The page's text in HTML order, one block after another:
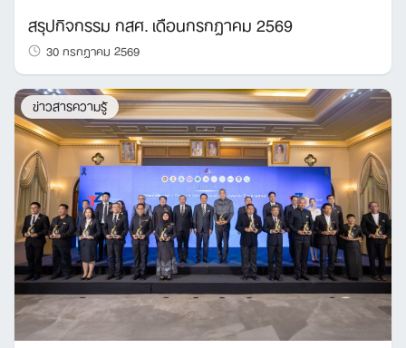
สรุปกิจกรรม กสศ. เดือนกรกฎาคม 2569
30 กรกฎาคม 2569
ข่าวสารความรู้